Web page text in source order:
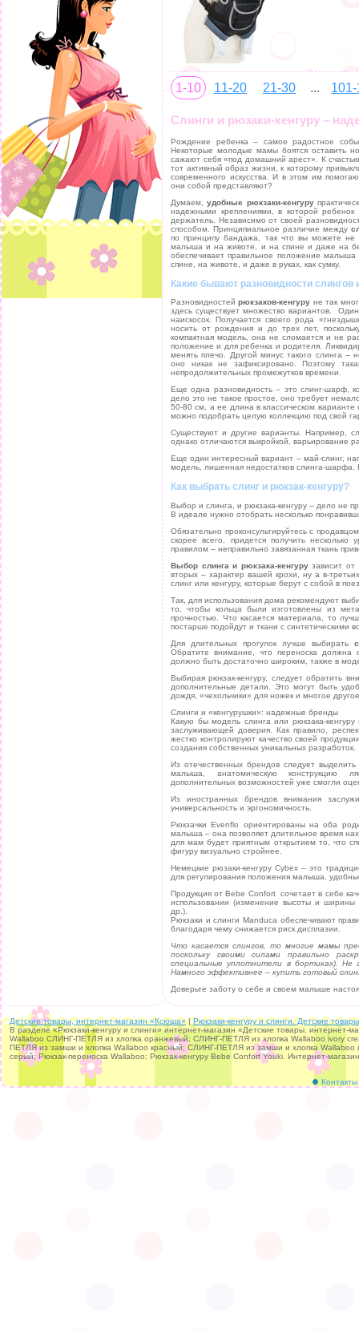
1-10 11-20 21-30 ...
Слинги и рюзаки-кенгуру –
Рождение ребенка – самое радостное
Некоторые молодые мамы боятся оставить
сажают себя «под домашний арест». К
тот активный образ жизни, к которому
современного искусства. И в этом им
они собой представляют?
Думаем,удобные рюкзаки-кенгуру
надежными креплениями, в которой
держатель. Независимо от своей
способом. Принципиальное различие между
по принципу бандажа, так что вы можете не
малыша и на животе, и на спине и даже на
обеспечивает правильное положение малыша
спине, на животе, и даже в руках, как сумку.
Какие бывают разновидности слингов
Разновидностейрюкзаков-кенгуру не так
здесь существует множество вариантов.
наискосок. Получается своего рода
носить от рождения и до трех лет,
компактная модель, она не сломается и не
положение и для ребенка и родителя.
менять плечо. Другой минус такого слинга –
оно никак не зафиксировано. Поэтому
непродолжительных промежутков времени.
Еще одна разновидность – это слинг-шарф,
дело это не такое простое, оно требует
50-80 см, а ее длина в классическом варианте
можно подобрать целую коллекцию под свой
Существуют и другие варианты. Например,
однако отличаются выкройкой,
Еще один интересный вариант – май-слинг,
модель, лишенная недостатков слинга-шарфа.
Как выбрать слинг и рюкзак-кенгуру?
Выбор и слинга, и рюкзака-кенгуру – дело не
В идеале нужно отобрать несколько
Обязательно проконсультируйтесь с
скорее всего, придется получить
правилом – неправильно завязанная ткань
Выбор слинга и рюкзака-кенгурузависит от
вторых – характер вашей крохи, ну а в-
слинг или кенгуру, которые берут с собой в
Так, для использования дома рекомендуют
то, чтобы кольца были изготовлены из
прочностью. Что касается материала, то
постарше подойдут и ткани с синтетическими
Для длительных прогулок лучше выбирать
Обратите внимание, что переноска должна
должно быть достаточно широким, также в
Выбирая рюкзак-кенгуру, следует обратить
дополнительные детали. Это могут быть
дождя, «чехольчики» для ножек и многое
Слинги и «кенгурушки»: надежные бренды
Какую бы модель слинга или рюкзака-
заслуживающей доверия. Как правило,
жестко контролируют качество своей
создания собственных уникальных разработок.
Из отечественных брендов следует
малыша, анатомическую конструкцию
дополнительных возможностей уже смогли
Из иностранных брендов внимания
универсальность и эргономичность.
Рюкзачки Evenflo ориентированы на оба
малыша – она позволяет длительное время
для мам будет приятным открытием то, что
фигуру визуально стройнее.
Немецкие рюзаки-кенгуру Сybex – это
для регулирования положения малыша,
Продукция от Bebe Confort сочетает в себе
использовании (изменение высоты и
др.).
Рюкзаки и слинги Manduca обеспечивают
благодаря чему снижается риск дисплазии.
Что касается слингов, то многие мамы
поскольку своими силами правильно
специальные уплотнители в бортиках).
Намного эффективнее – купить готовый
Доверьте заботу о себе и своем малыше
Детские товары, интернет-магазин «Ксюша»|Рюкзаки-кенгуру и слинги. Детские
В разделе «Рюкзаки-кенгуру и слинги» интернет-магазин «Детские товары, интернет-
Wallaboo СЛИНГ-ПЕТЛЯ из хлопка оранжевый; СЛИНГ-ПЕТЛЯ из хлопка Wallaboo ivory
ПЕТЛЯ из замши и хлопка Wallaboo красный; СЛИНГ-ПЕТЛЯ из замши и хлопка
серый; Рюкзак-переноска Wallaboo; Рюкзак-кенгуру Bebe Confort Youki. Интернет-
Контакты